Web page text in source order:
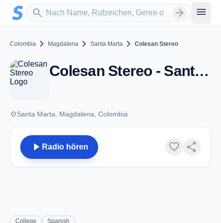
Zum Hauptinhalt springen
search
Sender suchen arrow_forward menu
Colombia chevron_right Magdalena chevron_right Santa Marta chevron_right Colesan Stereo
Colesan Stereo - Santa Marta
placeSanta Marta, Magdalena, Colombia
play_arrow Radio hören favorite share
College Spanish